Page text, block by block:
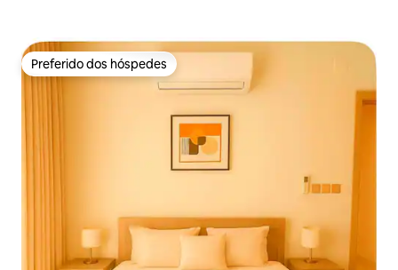
Preferido dos hóspedes
Preferido dos hóspedes